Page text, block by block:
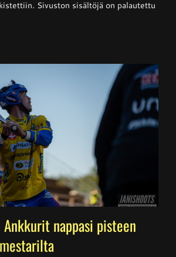
Sivuston sisältöjä on palautettu
nappasi pisteen